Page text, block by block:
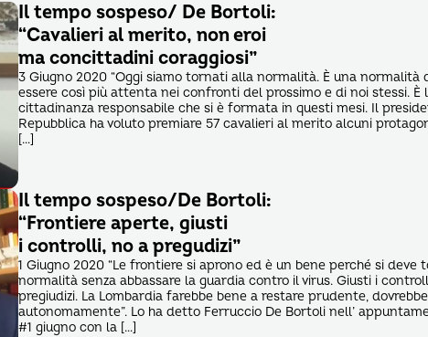
Il tempo sospeso/ De Bortoli:
“Cavalieri al merito, non eroi
ma concittadini coraggiosi”
3 Giugno 2020 “Oggi siamo tornati alla normalità. È una normalità
essere così più attenta nei confronti del prossimo e di noi stessi. È
cittadinanza responsabile che si è formata in questi mesi. Il
Repubblica ha voluto premiare 57 cavalieri al merito alcuni
[…]
Il tempo sospeso/De Bortoli:
“Frontiere aperte, giusti
i controlli, no a pregudizi”
1 Giugno 2020 “Le frontiere si aprono ed è un bene perché si deve
normalità senza abbassare la guardia contro il virus. Giusti i
pregiudizi. La Lombardia farebbe bene a restare prudente,
autonomamente”. Lo ha detto Ferruccio De Bortoli nell’
#1 giugno con la […]